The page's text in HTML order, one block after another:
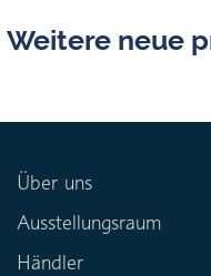
Weitere neue
Über uns
Ausstellungsraum
Händler